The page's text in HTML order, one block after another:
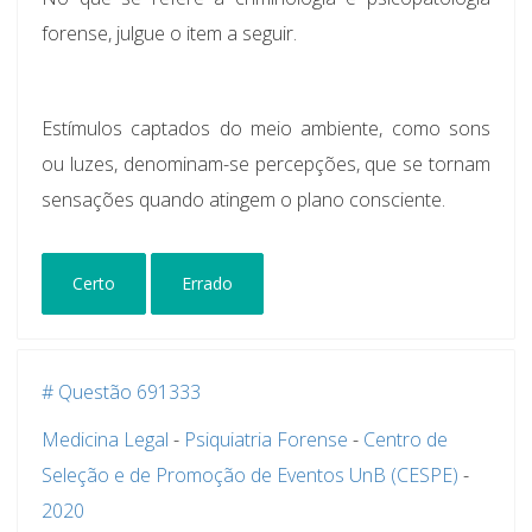
forense, julgue o item a seguir.
Estímulos captados do meio ambiente, como sons
ou luzes, denominam-se percepções, que se tornam
sensações quando atingem o plano consciente.
Certo Errado
# Questão 691333
Medicina Legal - Psiquiatria Forense - Centro de
Seleção e de Promoção de Eventos UnB (CESPE) -
2020